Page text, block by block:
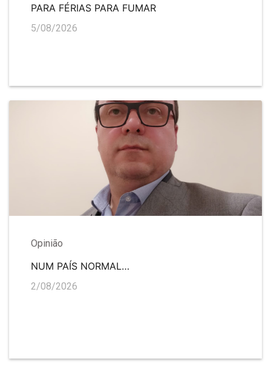
PARA FÉRIAS PARA FUMAR
5/08/2026
Opinião
NUM PAÍS NORMAL…
2/08/2026